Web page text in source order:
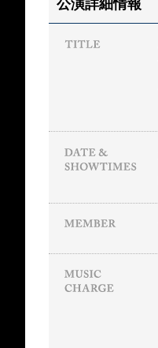
公演詳細情報